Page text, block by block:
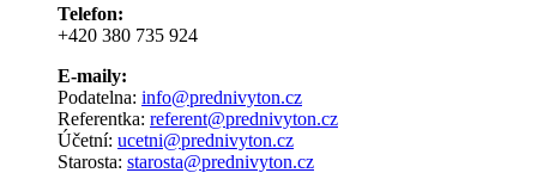
Telefon:
+420 380 735 924
E-maily:
Podatelna: info@prednivyton.cz
Referentka: referent@prednivyton.cz
Účetní: ucetni@prednivyton.cz
Starosta: starosta@prednivyton.cz